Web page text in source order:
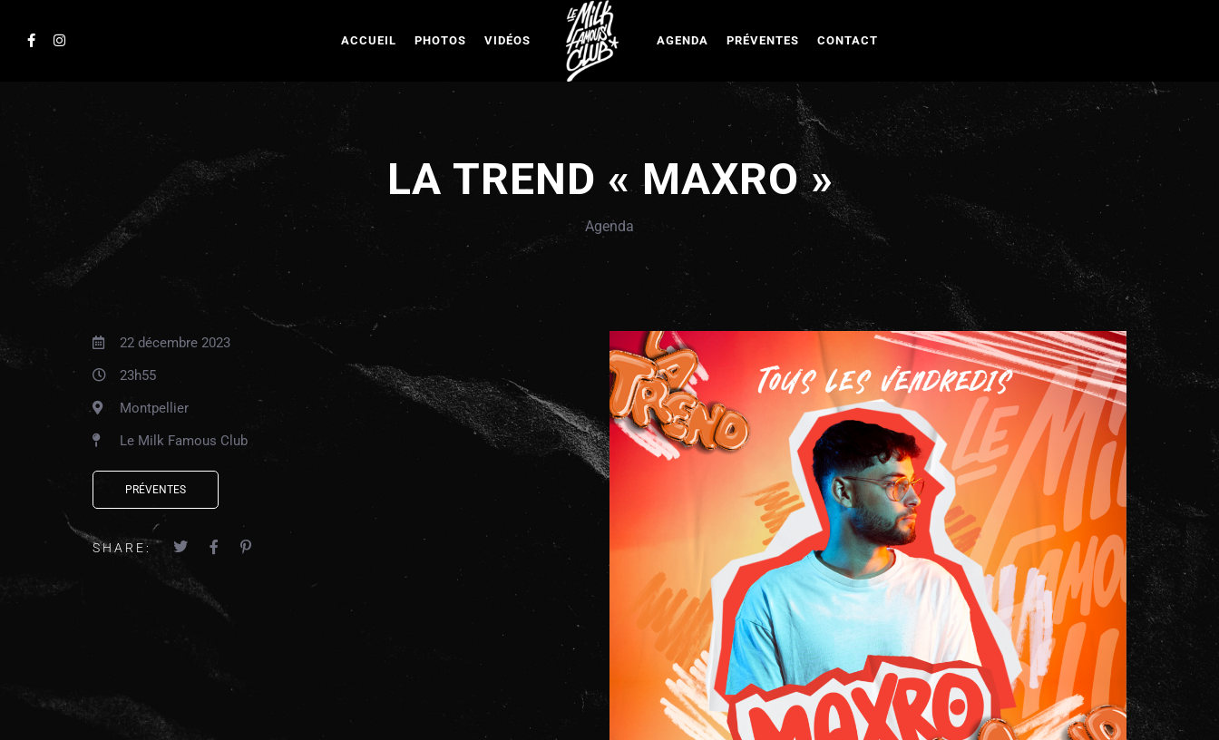
ACCUEIL PHOTOS VIDÉOS AGENDA PRÉVENTES CONTACT
LA TREND « MAXRO »
Agenda
22 décembre 2023
23h55
Montpellier
Le Milk Famous Club
PRÉVENTES
SHARE: